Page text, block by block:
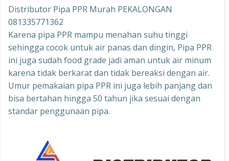
Distributor Pipa PPR Murah PEKALONGAN
081335771362
Karena pipa PPR mampu menahan suhu tinggi
sehingga cocok untuk air panas dan dingin, Pipa PPR
ini juga sudah food grade jadi aman untuk air minum
karena tidak berkarat dan tidak bereaksi dengan air.
Umur pemakaian pipa PPR ini juga lebih panjang dan
bisa bertahan hingga 50 tahun jika sesuai dengan
standar penggunaan pipa.